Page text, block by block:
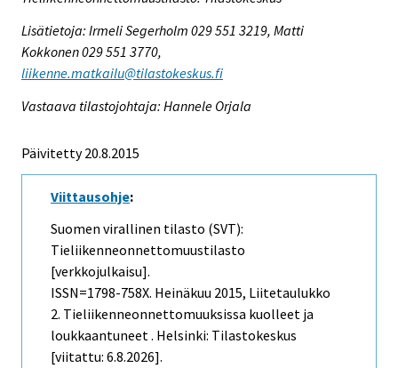
Lisätietoja: Irmeli Segerholm 029 551 3219, Matti
Kokkonen 029 551 3770,
liikenne.matkailu@tilastokeskus.fi
Vastaava tilastojohtaja: Hannele Orjala
Päivitetty 20.8.2015
Viittausohje:
Suomen virallinen tilasto (SVT):
Tieliikenneonnettomuustilasto
[verkkojulkaisu].
ISSN=1798-758X. Heinäkuu 2015, Liitetaulukko
2. Tieliikenneonnettomuuksissa kuolleet ja
loukkaantuneet . Helsinki: Tilastokeskus
[viitattu: 6.8.2026].